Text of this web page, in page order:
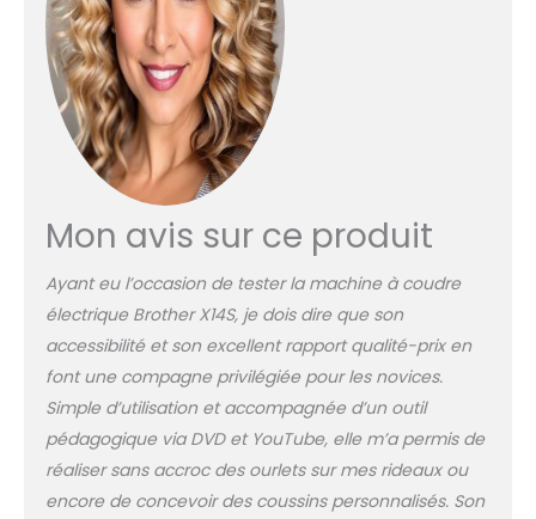
de 14 fonctions de couture,
bras libre pour coudre sur
les pantalons et de
nombreux autres
accessoires inclus. Bon
rapport qualité/prix.
Mon avis sur ce produit
Ayant eu l’occasion de tester la machine à coudre
électrique Brother X14S, je dois dire que son
accessibilité et son excellent rapport qualité-prix en
font une compagne privilégiée pour les novices.
Simple d’utilisation et accompagnée d’un outil
pédagogique via DVD et YouTube, elle m’a permis de
réaliser sans accroc des ourlets sur mes rideaux ou
encore de concevoir des coussins personnalisés. Son